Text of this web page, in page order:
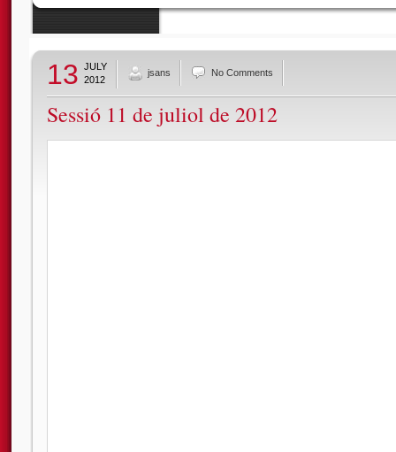
13 JULY
2012
jsans No Comments
Sessió 11 de juliol de 2012